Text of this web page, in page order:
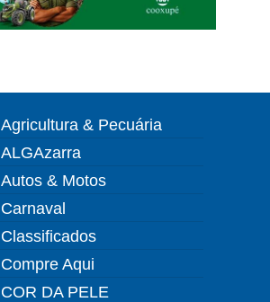
Agricultura & Pecuária
ALGAzarra
Autos & Motos
Carnaval
Classificados
Compre Aqui
COR DA PELE